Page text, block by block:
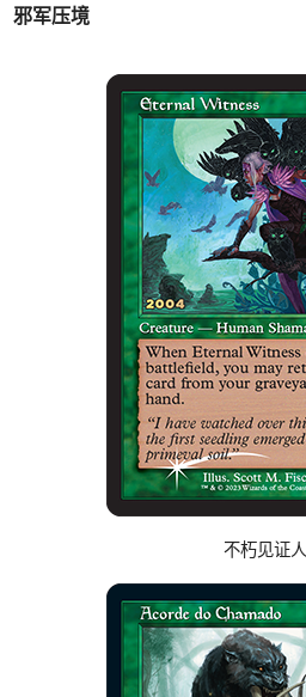
邪军压境
不朽见证人